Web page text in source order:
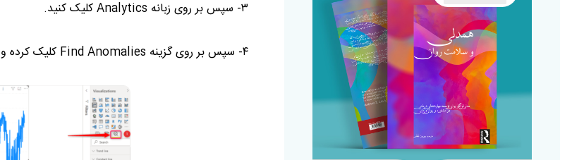
۳- سپس بر روی زبانه Analytics کلیک کنید.
۴- سپس بر روی گزینه Find Anomalies کلیک کرده و بر روی گزینه Add کلیک کنید.